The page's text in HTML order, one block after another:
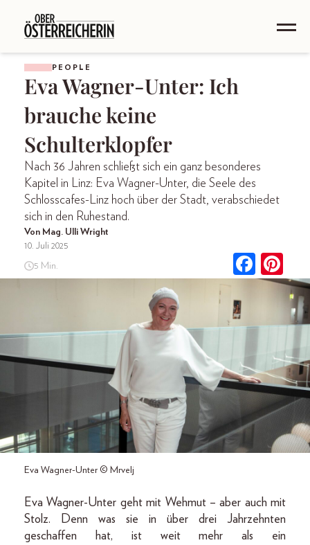
PEOPLE
Eva Wagner-Unter: Ich
brauche keine
Schulterklopfer
Nach 36 Jahren schließt sich ein ganz besonderes
Kapitel in Linz: Eva Wagner-Unter, die Seele des
Schlosscafes-Linz hoch über der Stadt, verabschiedet
sich in den Ruhestand.
Von Mag. Ulli Wright
10. Juli 2025
5 Min.
Eva Wagner-Unter © Mrvelj
Eva Wagner-Unter geht mit Wehmut – aber auch mit
Stolz. Denn was sie in über drei Jahrzehnten
geschaffen hat, ist weit mehr als ein